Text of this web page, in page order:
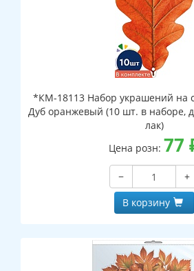
*КМ-18113 Набор украшений на
Дуб оранжевый (10 шт. в наборе,
лак)
Цена розн: 77
−
+
В корзину